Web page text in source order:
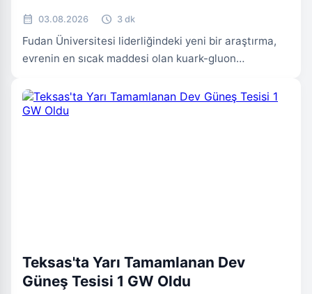
calendar_month 03.08.2026 schedule 3 dk
Fudan Üniversitesi liderliğindeki yeni bir araştırma,
evrenin en sıcak maddesi olan kuark-gluon
adında gizli bir gücü ortaya çıkardı. Parçacık
hızlandırıcılarında üretilen bu kozmik çorbanın, Büyük
Teksas'ta Yarı Tamamlanan Dev
Güneş Tesisi 1 GW Oldu